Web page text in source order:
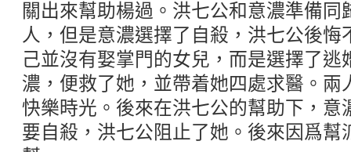
關出來幫助楊過。洪七公和意濃準備同
人，但是意濃選擇了自殺，洪七公後悔
己並沒有娶掌門的女兒，而是選擇了逃
濃，便救了她，並帶着她四處求醫。兩
快樂時光。後來在洪七公的幫助下，意
要自殺，洪七公阻止了她。後來因爲幫